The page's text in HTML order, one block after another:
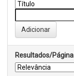
Resultados/Página